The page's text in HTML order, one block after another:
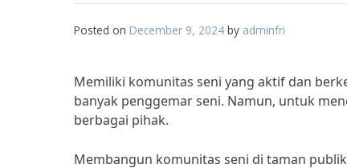
Posted on December 9, 2024 by adminfri
Memiliki komunitas seni yang aktif dan
banyak penggemar seni. Namun, untuk
berbagai pihak.
Membangun komunitas seni di taman